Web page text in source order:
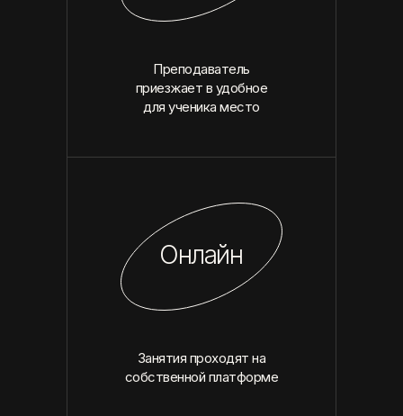
Онлайн
Преподаватель
приезжает в удобное
для ученика место
Занятия проходят на
собственной платформе